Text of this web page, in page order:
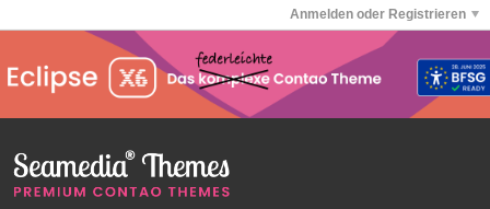
Anmelden oder Registrieren